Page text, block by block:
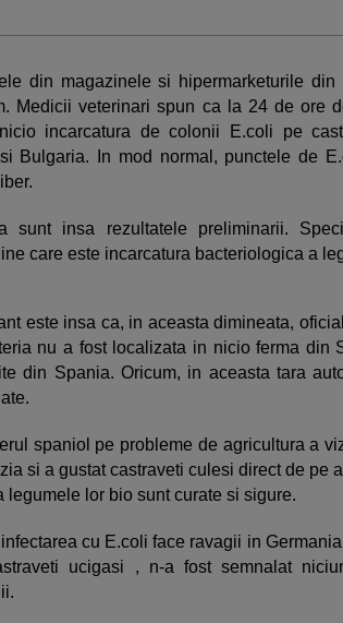
din magazinele si hipermarketurile
Medicii veterinari spun ca la 24 de ore
incarcatura de colonii E.coli pe
Bulgaria. In mod normal, punctele de
sunt insa rezultatele preliminarii.
care este incarcatura bacteriologica a
este insa ca, in aceasta dimineata,
nu a fost localizata in nicio ferma din
din Spania. Oricum, in aceasta tara
spaniol pe probleme de agricultura a
si a gustat castraveti culesi direct de pe
legumele lor bio sunt curate si sigure.
cu E.coli face ravagii in
ucigasi , n-a fost semnalat